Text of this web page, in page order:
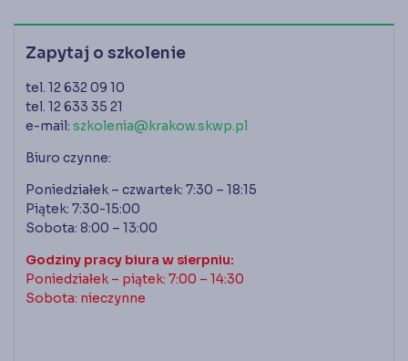
Zapytaj o szkolenie
tel. 12 632 09 10
tel. 12 633 35 21
e-mail: szkolenia@krakow.skwp.pl
Biuro czynne:
Poniedziałek – czwartek: 7:30 – 18:15
Piątek: 7:30-15:00
Sobota: 8:00 – 13:00
Godziny pracy biura w sierpniu:
Poniedziałek – piątek: 7:00 – 14:30
Sobota: nieczynne